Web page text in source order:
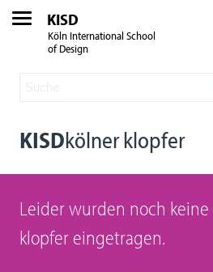
KISD
Köln International School
of Design
KISDkölner klopfer
Leider wurden noch keine
klopfer eingetragen.